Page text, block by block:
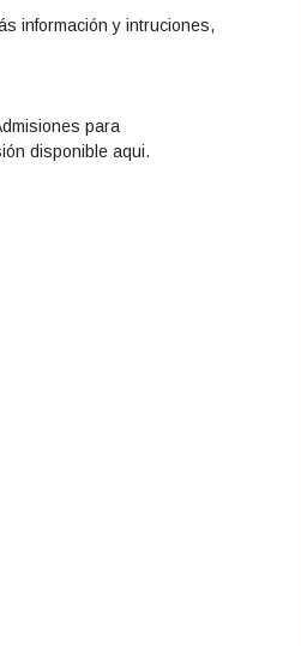
información y intruciones,
para
disponible aqui.